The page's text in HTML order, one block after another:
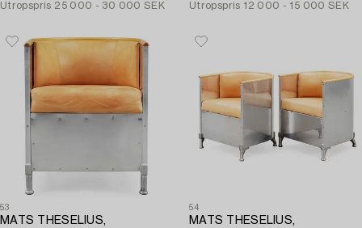
Utropspris 25 000 - 30 000 SEK
Utropspris 12 000 - 15 000 SEK
53
MATS THESELIUS,
54
MATS THESELIUS,